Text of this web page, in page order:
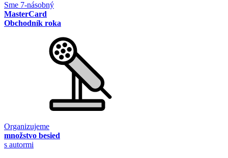
Sme 7-násobný
MasterCard
Obchodník roka
Organizujeme
množstvo besied
s autormi